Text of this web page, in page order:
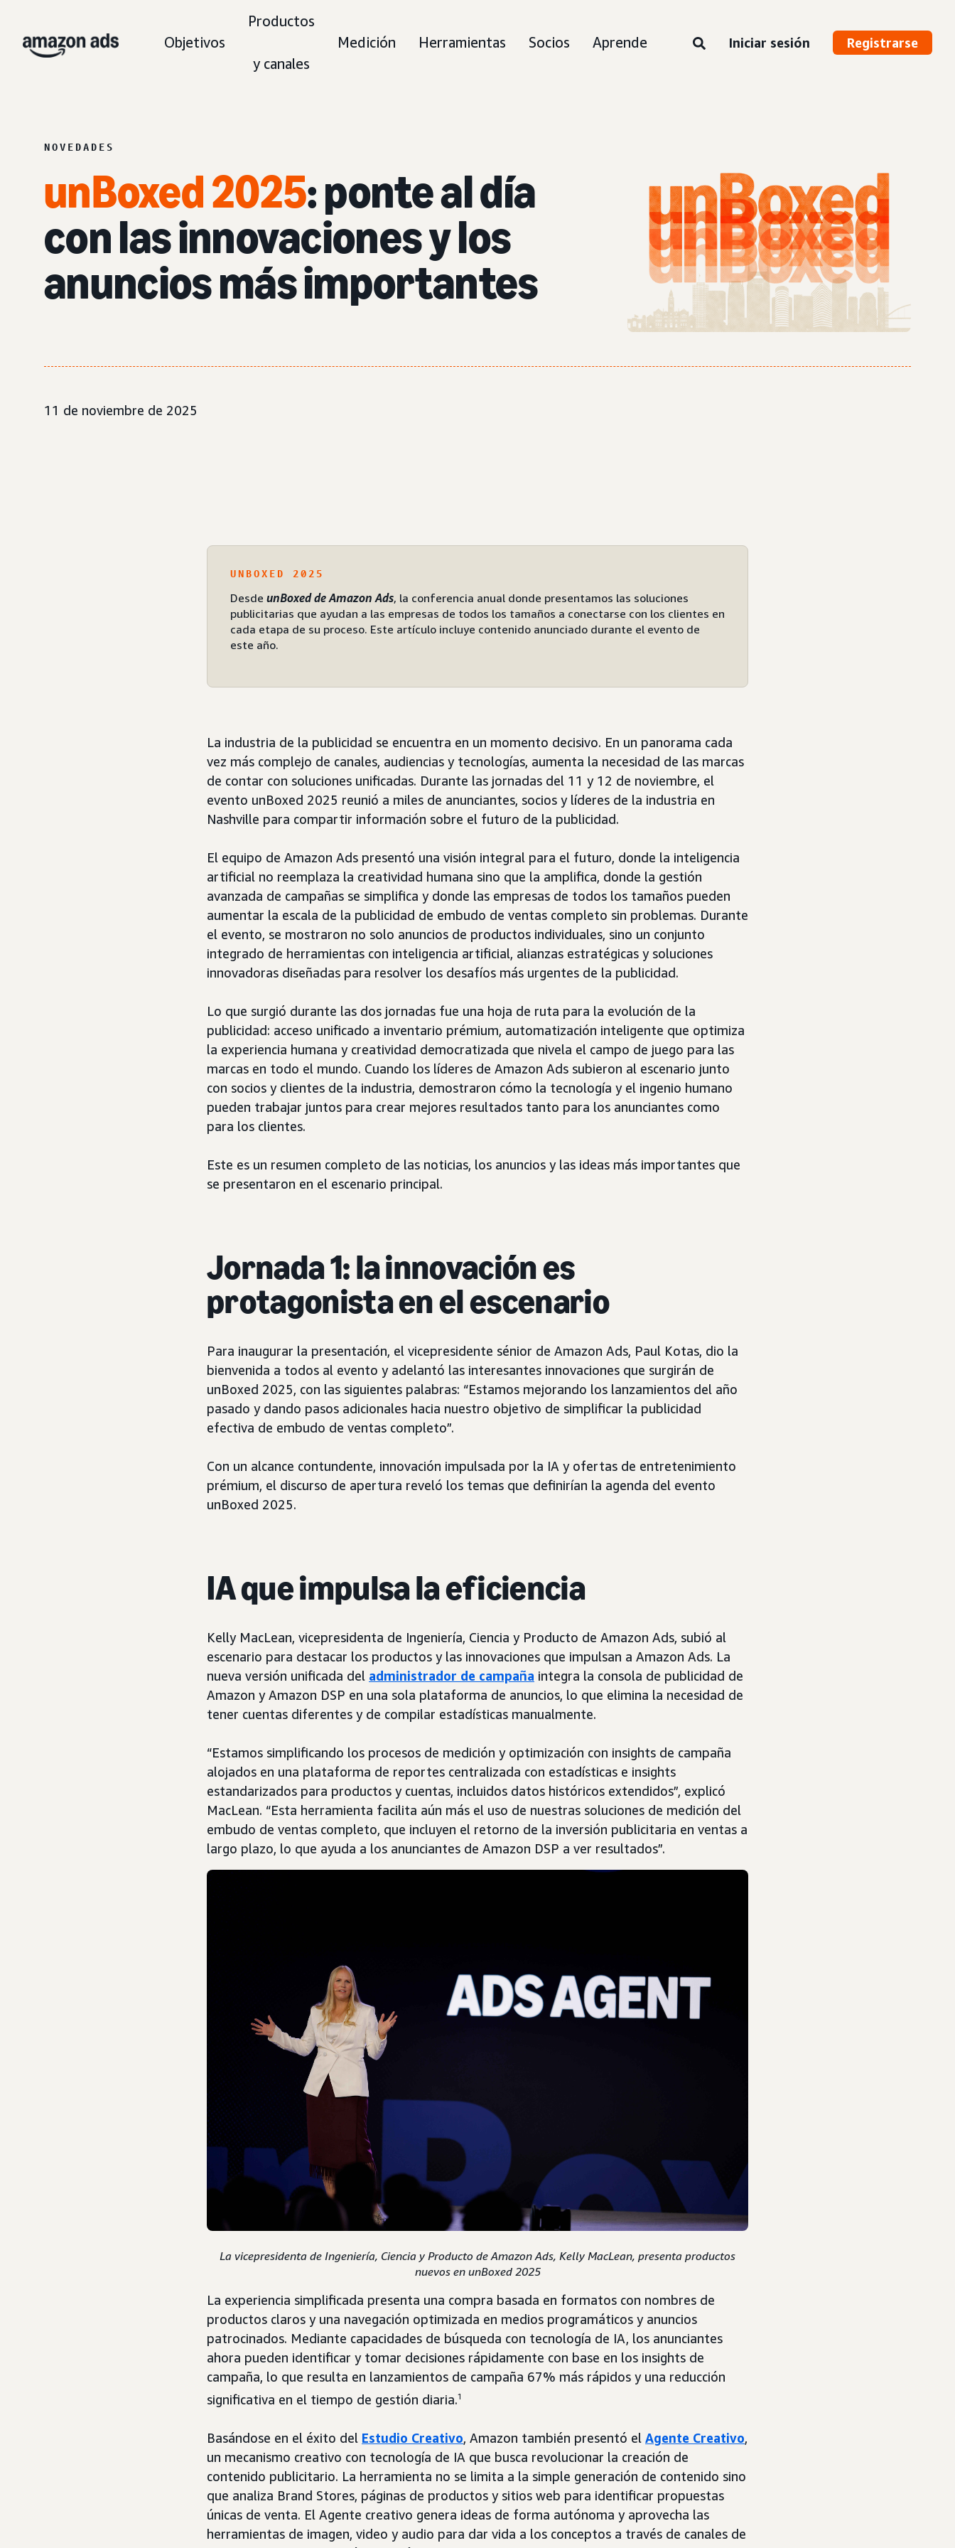
Objetivos
Productos
y canales
Medición Herramientas Socios Aprende Iniciar sesión Registrarse
NOVEDADES
unBoxed 2025: ponte al día
con las innovaciones y los
anuncios más importantes
11 de noviembre de 2025
UNBOXED 2025
Desde unBoxed de Amazon Ads, la conferencia anual donde presentamos las soluciones
publicitarias que ayudan a las empresas de todos los tamaños a conectarse con los clientes en
cada etapa de su proceso. Este artículo incluye contenido anunciado durante el evento de
este año.
La industria de la publicidad se encuentra en un momento decisivo. En un panorama cada
vez más complejo de canales, audiencias y tecnologías, aumenta la necesidad de las marcas
de contar con soluciones unificadas. Durante las jornadas del 11 y 12 de noviembre, el
evento unBoxed 2025 reunió a miles de anunciantes, socios y líderes de la industria en
Nashville para compartir información sobre el futuro de la publicidad.
El equipo de Amazon Ads presentó una visión integral para el futuro, donde la inteligencia
artificial no reemplaza la creatividad humana sino que la amplifica, donde la gestión
avanzada de campañas se simplifica y donde las empresas de todos los tamaños pueden
aumentar la escala de la publicidad de embudo de ventas completo sin problemas. Durante
el evento, se mostraron no solo anuncios de productos individuales, sino un conjunto
integrado de herramientas con inteligencia artificial, alianzas estratégicas y soluciones
innovadoras diseñadas para resolver los desafíos más urgentes de la publicidad.
Lo que surgió durante las dos jornadas fue una hoja de ruta para la evolución de la
publicidad: acceso unificado a inventario prémium, automatización inteligente que optimiza
la experiencia humana y creatividad democratizada que nivela el campo de juego para las
marcas en todo el mundo. Cuando los líderes de Amazon Ads subieron al escenario junto
con socios y clientes de la industria, demostraron cómo la tecnología y el ingenio humano
pueden trabajar juntos para crear mejores resultados tanto para los anunciantes como
para los clientes.
Este es un resumen completo de las noticias, los anuncios y las ideas más importantes que
se presentaron en el escenario principal.
Jornada 1: la innovación es
protagonista en el escenario
Para inaugurar la presentación, el vicepresidente sénior de Amazon Ads, Paul Kotas, dio la
bienvenida a todos al evento y adelantó las interesantes innovaciones que surgirán de
unBoxed 2025, con las siguientes palabras: “Estamos mejorando los lanzamientos del año
pasado y dando pasos adicionales hacia nuestro objetivo de simplificar la publicidad
efectiva de embudo de ventas completo”.
Con un alcance contundente, innovación impulsada por la IA y ofertas de entretenimiento
prémium, el discurso de apertura reveló los temas que definirían la agenda del evento
unBoxed 2025.
IA que impulsa la eficiencia
Kelly MacLean, vicepresidenta de Ingeniería, Ciencia y Producto de Amazon Ads, subió al
escenario para destacar los productos y las innovaciones que impulsan a Amazon Ads. La
nueva versión unificada del administrador de campaña integra la consola de publicidad de
Amazon y Amazon DSP en una sola plataforma de anuncios, lo que elimina la necesidad de
tener cuentas diferentes y de compilar estadísticas manualmente.
“Estamos simplificando los procesos de medición y optimización con insights de campaña
alojados en una plataforma de reportes centralizada con estadísticas e insights
estandarizados para productos y cuentas, incluidos datos históricos extendidos”, explicó
MacLean. “Esta herramienta facilita aún más el uso de nuestras soluciones de medición del
embudo de ventas completo, que incluyen el retorno de la inversión publicitaria en ventas a
largo plazo, lo que ayuda a los anunciantes de Amazon DSP a ver resultados”.
La vicepresidenta de Ingeniería, Ciencia y Producto de Amazon Ads, Kelly MacLean, presenta productos
nuevos en unBoxed 2025
La experiencia simplificada presenta una compra basada en formatos con nombres de
productos claros y una navegación optimizada en medios programáticos y anuncios
patrocinados. Mediante capacidades de búsqueda con tecnología de IA, los anunciantes
ahora pueden identificar y tomar decisiones rápidamente con base en los insights de
campaña, lo que resulta en lanzamientos de campaña 67% más rápidos y una reducción
significativa en el tiempo de gestión diaria.1
Basándose en el éxito del Estudio Creativo, Amazon también presentó el Agente Creativo,
un mecanismo creativo con tecnología de IA que busca revolucionar la creación de
contenido publicitario. La herramienta no se limita a la simple generación de contenido sino
que analiza Brand Stores, páginas de productos y sitios web para identificar propuestas
únicas de venta. El Agente creativo genera ideas de forma autónoma y aprovecha las
herramientas de imagen, video y audio para dar vida a los conceptos a través de canales de